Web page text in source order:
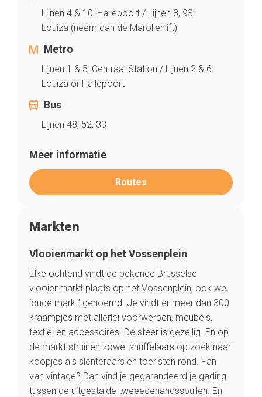
Home
De beste adressen
Lijnen 4 & 10: Hallepoort / Lijnen 8, 93:
Louiza (neem dan de Marollenlift)
Metro
Lijnen 1 & 5: Centraal Station / Lijnen 2 & 6:
Louiza or Hallepoort
Bus
Lijnen 48, 52, 33
Meer informatie
Routes
Markten
Vlooienmarkt op het Vossenplein
Elke ochtend vindt de bekende Brusselse
vlooienmarkt plaats op het Vossenplein, ook wel
‘oude markt’ genoemd. Je vindt er meer dan 300
kraampjes met allerlei voorwerpen, meubels,
textiel en accessoires. De sfeer is gezellig. En op
de markt struinen zowel snuffelaars op zoek naar
koopjes als slenteraars en toeristen rond. Fan
van vintage? Dan vind je gegarandeerd je gading
tussen de uitgestalde tweeedehandsspullen. En